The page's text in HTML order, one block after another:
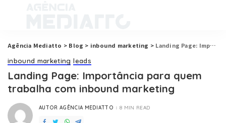
Agência Mediatto > Blog > inbound marketing > Landing Page: Importância para quem trabalha com inbound marketing
inbound marketing leads
Landing Page: Importância para quem
trabalha com inbound marketing
POSTED
AUTOR AGÊNCIA MEDIATTO 8 MIN READ